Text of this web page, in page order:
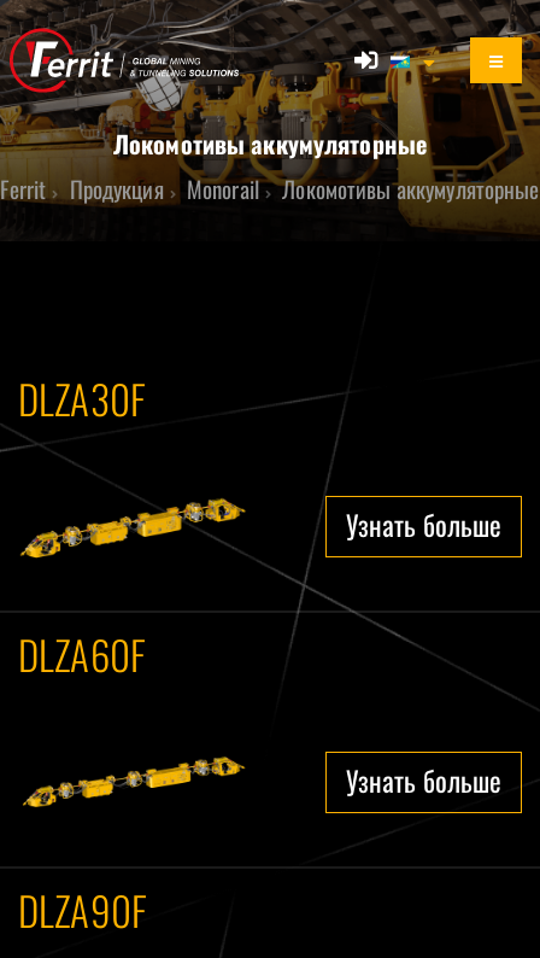
Локомотивы аккумуляторные
Ferrit Продукция Monorail Локомотивы аккумуляторные
DLZA30F
Узнать больше
DLZA60F
Узнать больше
DLZA90F